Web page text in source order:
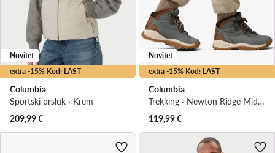
extra -15% Kod: LAST
Novitet
Columbia
Sportski prsluk · Krem
209,99€
extra -15% Kod: LAST
Novitet
Columbia
Trekking · Newton Ridge Mid WP 1424692 · Zelena
119,99€